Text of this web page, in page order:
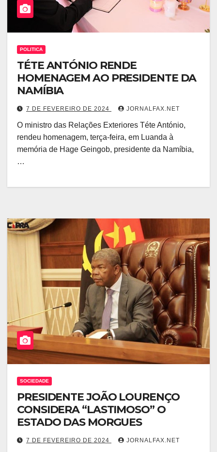
POLITICA
TÉTE ANTÓNIO RENDE
HOMENAGEM AO PRESIDENTE DA
NAMÍBIA
7 DE FEVEREIRO DE 2024 JORNALFAX.NET
O ministro das Relações Exteriores Téte António,
rendeu homenagem, terça-feira, em Luanda à
memória de Hage Geingob, presidente da Namíbia,
…
SOCIEDADE
PRESIDENTE JOÃO LOURENÇO
CONSIDERA “LASTIMOSO” O
ESTADO DAS MORGUES
7 DE FEVEREIRO DE 2024 JORNALFAX.NET